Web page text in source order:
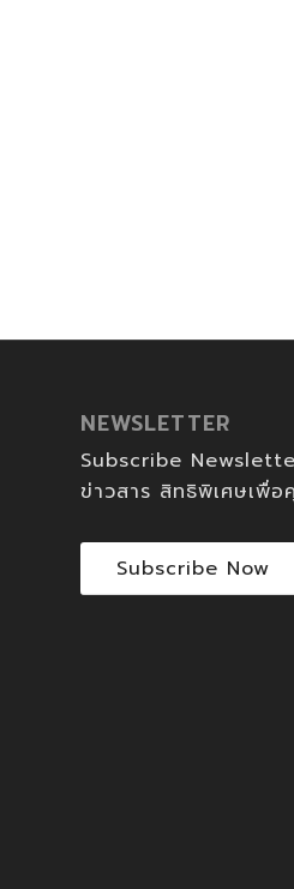
NEWSLETTER
Subscribe
ข่าวสาร สิทธิพิเศษเพื่
Subscribe Now